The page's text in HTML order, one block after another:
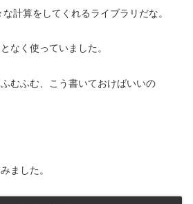
計算をしてくれるライブラリだな。
なく使っていました。
むふむ、こう書いておけばいいの
ました。